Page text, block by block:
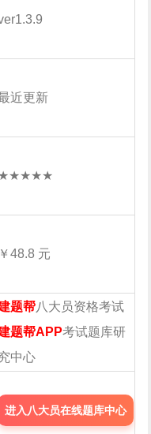
近更新
￥48.8 元
题帮八大员资格考试
题帮APP考试题库研
中心
进入八大员在线题库中心